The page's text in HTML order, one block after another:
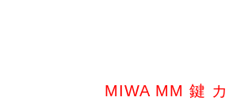
MIWA MM 鍵